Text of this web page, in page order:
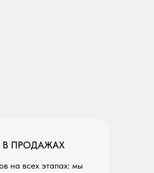
ПРОДАЖАХ
на всех этапах: мы